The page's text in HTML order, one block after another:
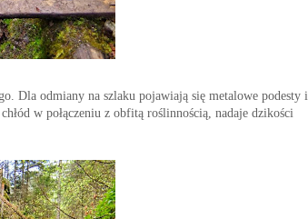
Dla odmiany na szlaku pojawiają się metalowe podesty i
w połączeniu z obfitą roślinnością, nadaje dzikości